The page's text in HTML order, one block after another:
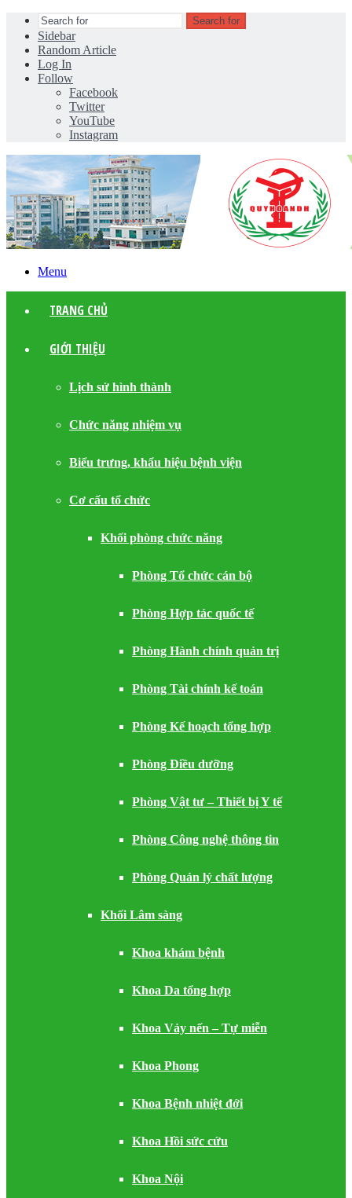
Search for
Sidebar
Random Article
Log In
Follow
Facebook
Twitter
YouTube
Instagram
Menu
TRANG CHỦ
GIỚI THIỆU
Lịch sử hình thành
Chức năng nhiệm vụ
Biểu trưng, khẩu hiệu bệnh viện
Cơ cấu tổ chức
Khối phòng chức năng
Phòng Tổ chức cán bộ
Phòng Hợp tác quốc tế
Phòng Hành chính quản trị
Phòng Tài chính kế toán
Phòng Kế hoạch tổng hợp
Phòng Điều dưỡng
Phòng Vật tư – Thiết bị Y tế
Phòng Công nghệ thông tin
Phòng Quản lý chất lượng
Khối Lâm sàng
Khoa khám bệnh
Khoa Da tổng hợp
Khoa Vảy nến – Tự miễn
Khoa Phong
Khoa Bệnh nhiệt đới
Khoa Hồi sức cứu
Khoa Nội